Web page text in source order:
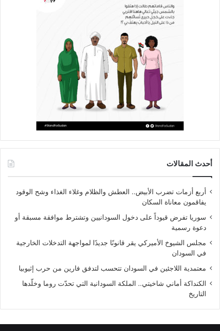
أحدث المقالات
أربع أزمات تضرب الأبيض.. العطش والظلام وغلاء الغذاء وشح الوقود
يفاقمون معاناة السكان
سوريا تفرض قيوداً على دخول السودانيين وتشترط موافقة مسبقة أو
دعوة رسمية
مجلس الشيوخ الأميركي يقر قانونًا جديدًا لمواجهة التدخلات الخارجية
في السودان
معتمدية اللاجئين في السودان تتحسب لتدفق فارين من حرب إثيوبيا
الكنداكة أماني شاخيتي.. الملكة السودانية التي تحدّت روما وخلّدها
التاريخ